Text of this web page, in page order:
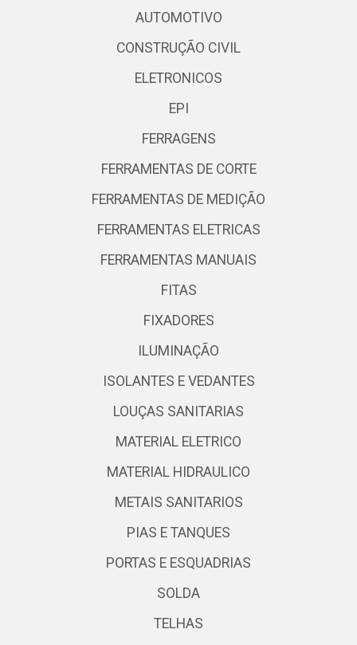
AUTOMOTIVO
CONSTRUÇÃO CIVIL
ELETRONICOS
EPI
FERRAGENS
FERRAMENTAS DE CORTE
FERRAMENTAS DE MEDIÇÃO
FERRAMENTAS ELETRICAS
FERRAMENTAS MANUAIS
FITAS
FIXADORES
ILUMINAÇÃO
ISOLANTES E VEDANTES
LOUÇAS SANITARIAS
MATERIAL ELETRICO
MATERIAL HIDRAULICO
METAIS SANITARIOS
PIAS E TANQUES
PORTAS E ESQUADRIAS
SOLDA
TELHAS